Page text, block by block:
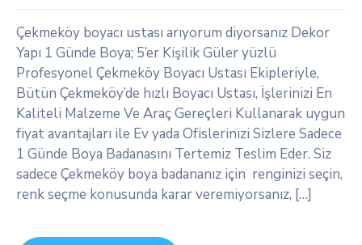
Çekmeköy boyacı ustası arıyorum diyorsanız Dekor
Yapı 1 Günde Boya; 5’er Kişilik Güler yüzlü
Profesyonel Çekmeköy Boyacı Ustası Ekipleriyle,
Bütün Çekmeköy’de hızlı Boyacı Ustası, İşlerinizi En
Kaliteli Malzeme Ve Araç Gereçleri Kullanarak uygun
fiyat avantajları ile Ev yada Ofislerinizi Sizlere Sadece
1 Günde Boya Badanasını Tertemiz Teslim Eder. Siz
sadece Çekmeköy boya badananız için renginizi seçin,
renk seçme konusunda karar veremiyorsanız, […]